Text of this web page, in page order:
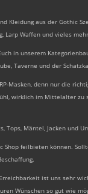
Kleidung aus der Gothic
Larp Waffen und vieles
in unserem
Taverne und der
Masken, denn nur die
wirklich im Mittelalter zu
Mäntel, Jacken und
feilbieten können.
ist uns sehr
Wünschen so gut wie